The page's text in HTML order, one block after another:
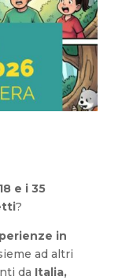
e i 35
?
in
ad altri
da Italia,